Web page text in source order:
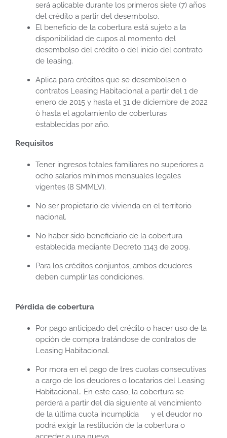
será aplicable durante los primeros siete (7) años
del crédito a partir del desembolso.
El beneficio de la cobertura está sujeto a la
disponibilidad de cupos al momento del
desembolso del crédito o del inicio del contrato
de leasing.
Aplica para créditos que se desembolsen o
contratos Leasing Habitacional a partir del 1 de
enero de 2015 y hasta el 31 de diciembre de 2022
ò hasta el agotamiento de coberturas
establecidas por año.
Requisitos
Tener ingresos totales familiares no superiores a
ocho salarios mínimos mensuales legales
vigentes (8 SMMLV).
No ser propietario de vivienda en el territorio
nacional.
No haber sido beneficiario de la cobertura
establecida mediante Decreto 1143 de 2009.
Para los créditos conjuntos, ambos deudores
deben cumplir las condiciones.
Pérdida de cobertura
Por pago anticipado del crédito o hacer uso de la
opción de compra tratándose de contratos de
Leasing Habitacional.
Por mora en el pago de tres cuotas consecutivas
a cargo de los deudores o locatarios del Leasing
Habitacional.. En este caso, la cobertura se
perderá a partir del día siguiente al vencimiento
de la última cuota incumplida y el deudor no
podrá exigir la restitución de la cobertura o